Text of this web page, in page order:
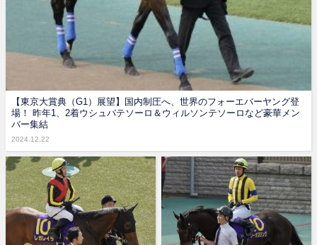
【東京大賞典（G1）展望】国内制圧へ、世界のフォーエバーヤング登
場！ 昨年1、2着ウシュバテソーロ＆ウィルソンテソーロなど豪華メン
バー集結
2024.12.22